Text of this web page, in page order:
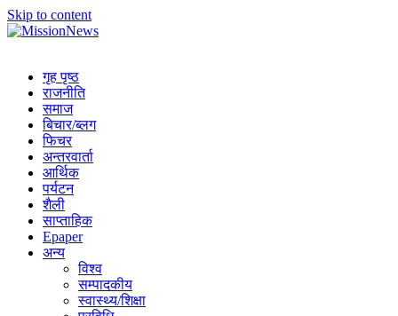
Skip to content
गृह पृष्ठ
राजनीति
समाज
बिचार/ब्लग
फिचर
अन्तरवार्ता
आर्थिक
पर्यटन
शैली
साप्ताहिक
Epaper
अन्य
विश्व
सम्पादकीय
स्वास्थ्य/शिक्षा